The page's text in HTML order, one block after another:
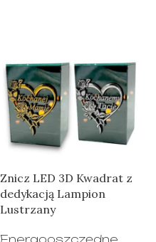
Znicz LED 3D Kwadrat z
dedykacją Lampion
Lustrzany
Energooszczędne